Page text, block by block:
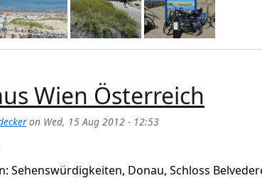
Wien Österreich
on Wed, 15 Aug 2012 - 12:53
Bilder aus Wien Österreich
Sehenswürdigkeiten, Donau, Schloss